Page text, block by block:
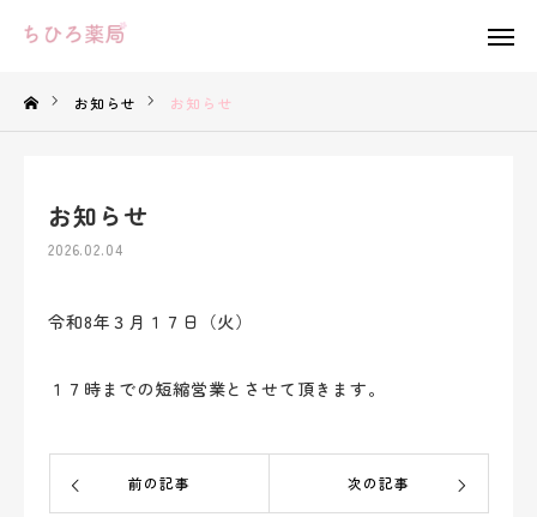
お知らせ お知らせ
お知らせ
2026.02.04
令和8年３月１７日（火）
１７時までの短縮営業とさせて頂きます。
前の記事 次の記事
特徴
採用情報